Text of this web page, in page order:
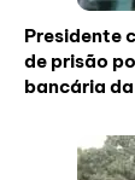
Presidente
de prisão
bancária da